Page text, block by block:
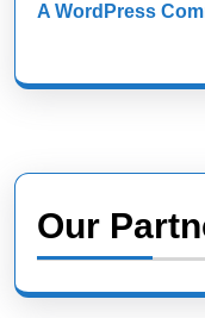
A WordPress
Our